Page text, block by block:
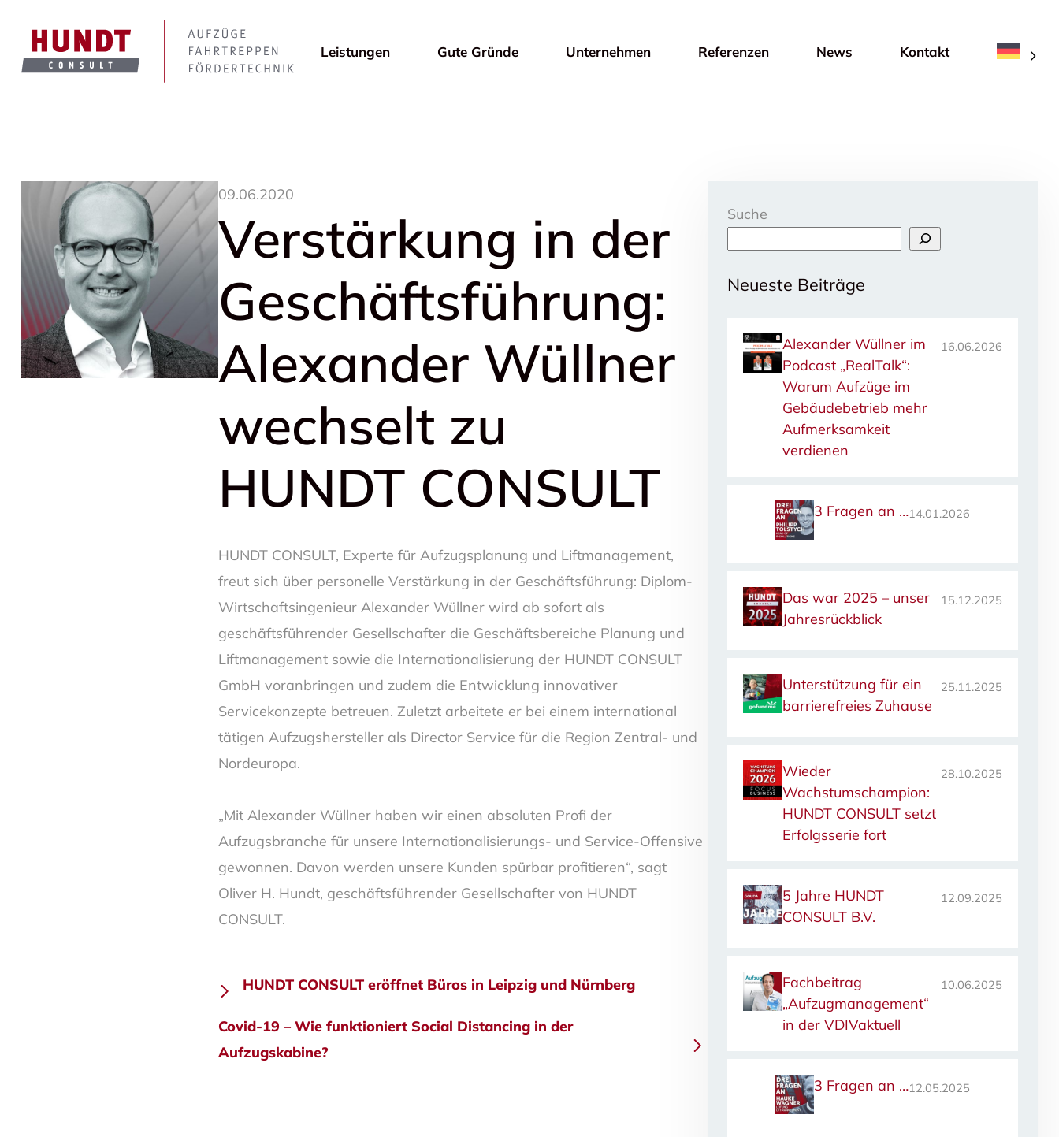
Leistungen Gute Gründe Unternehmen Referenzen News Kontakt
09.06.2020
Verstärkung in der
Geschäftsführung:
Alexander Wüllner
wechselt zu
HUNDT CONSULT
HUNDT CONSULT, Experte für Aufzugsplanung und Liftmanagement,
freut sich über personelle Verstärkung in der Geschäftsführung: Diplom-
Wirtschaftsingenieur Alexander Wüllner wird ab sofort als
geschäftsführender Gesellschafter die Geschäftsbereiche Planung und
Liftmanagement sowie die Internationalisierung der HUNDT CONSULT
GmbH voranbringen und zudem die Entwicklung innovativer
Servicekonzepte betreuen. Zuletzt arbeitete er bei einem international
tätigen Aufzugshersteller als Director Service für die Region Zentral- und
Nordeuropa.
„Mit Alexander Wüllner haben wir einen absoluten Profi der
Aufzugsbranche für unsere Internationalisierungs- und Service-Offensive
gewonnen. Davon werden unsere Kunden spürbar profitieren“, sagt
Oliver H. Hundt, geschäftsführender Gesellschafter von HUNDT
CONSULT.
Beitragsnavigation
HUNDT CONSULT eröffnet Büros in Leipzig und Nürnberg
Covid-19 – Wie funktioniert Social Distancing in der
Aufzugskabine?
Suche
Neueste Beiträge
Alexander Wüllner im
Podcast „RealTalk“:
Warum Aufzüge im
Gebäudebetrieb mehr
Aufmerksamkeit
verdienen
16.06.2026
3 Fragen an …14.01.2026
Das war 2025 – unser
Jahresrückblick
15.12.2025
Unterstützung für ein
barrierefreies Zuhause
25.11.2025
Wieder
Wachstumschampion:
HUNDT CONSULT setzt
Erfolgsserie fort
28.10.2025
5 Jahre HUNDT
CONSULT B.V.
12.09.2025
Fachbeitrag
„Aufzugmanagement“
in der VDIVaktuell
10.06.2025
3 Fragen an …12.05.2025